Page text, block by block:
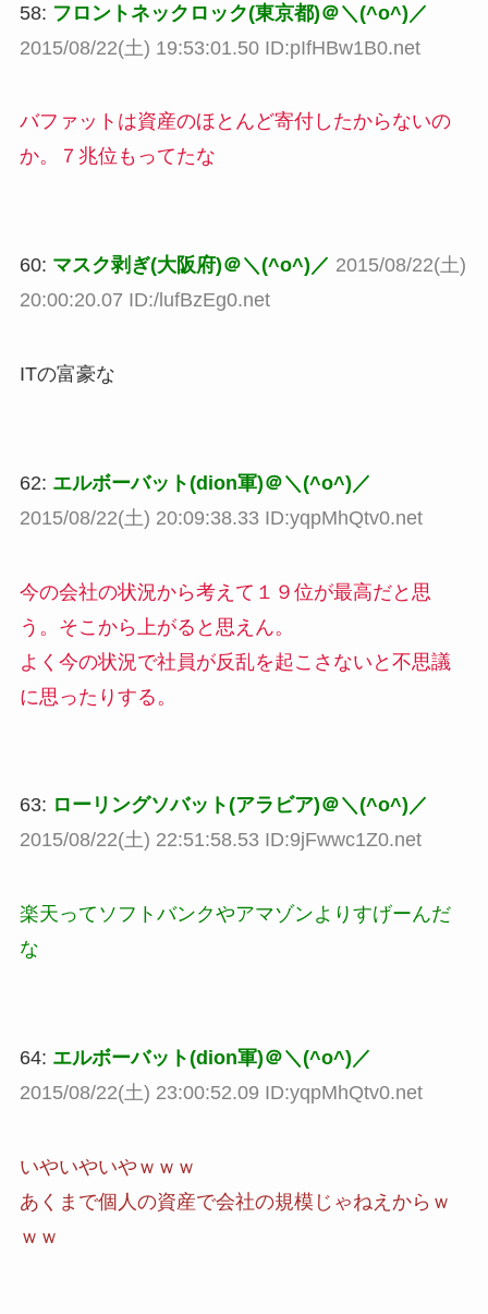
58: フロントネックロック(東京都)＠＼(^o^)／
2015/08/22(土) 19:53:01.50 ID:pIfHBw1B0.net
バファットは資産のほとんど寄付したからないの
か。７兆位もってたな
60: マスク剥ぎ(大阪府)＠＼(^o^)／ 2015/08/22(土)
20:00:20.07 ID:/lufBzEg0.net
ITの富豪な
62: エルボーバット(dion軍)＠＼(^o^)／
2015/08/22(土) 20:09:38.33 ID:yqpMhQtv0.net
今の会社の状況から考えて１９位が最高だと思
う。そこから上がると思えん。
よく今の状況で社員が反乱を起こさないと不思議
に思ったりする。
63: ローリングソバット(アラビア)＠＼(^o^)／
2015/08/22(土) 22:51:58.53 ID:9jFwwc1Z0.net
楽天ってソフトバンクやアマゾンよりすげーんだ
な
64: エルボーバット(dion軍)＠＼(^o^)／
2015/08/22(土) 23:00:52.09 ID:yqpMhQtv0.net
いやいやいやｗｗｗ
あくまで個人の資産で会社の規模じゃねえからｗ
ｗｗ